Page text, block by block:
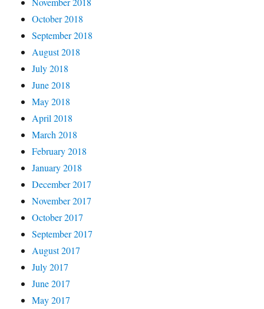
October 2018
September 2018
August 2018
July 2018
June 2018
May 2018
April 2018
March 2018
February 2018
January 2018
December 2017
November 2017
October 2017
September 2017
August 2017
July 2017
June 2017
May 2017